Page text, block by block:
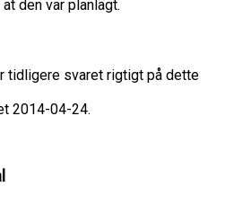
den var planlagt.
tidligere svaret rigtigt på dette
2014-04-24.